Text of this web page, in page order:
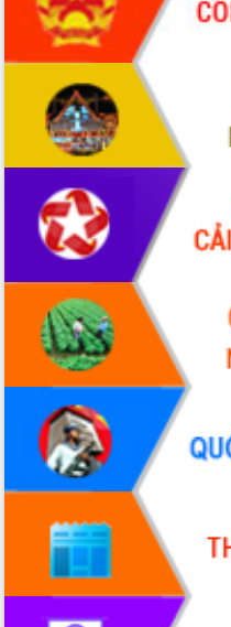
Đắk Lắk sẵn sàng các điều kiện cho
Ngày hội bầu cử đại biểu Quốc hội
khóa XVI và HĐND các cấp nhiệm kỳ
2026-2031
Đảm bảo cuộc bầu cử đại biểu Quốc
hội và đại biểu HĐND các cấp diễn ra
an toàn, hiệu quả, đúng quy định
Thủ tướng Chính phủ Phạm Minh Chính
kiểm tra, chỉ đạo hoàn thành các dự
án cao tốc và thăm khu tái định cư tại
Đắk Lắk
Sôi nổi Hội đua ngựa truyền thống Gò
Thì Thùng mừng Xuân Bính Ngọ 2026
Lãnh đạo tỉnh dâng hương tưởng niệm
tại Đập Đồng Cam đầu Xuân Bính Ngọ
Ngành nông nghiệp phấn đấu tăng
trưởng đạt 5,86% trong năm 2026
UBND tỉnh Đắk Lắk triển khai công tác
quốc phòng, quân sự địa phương năm
2026
Đắk Lắk tập trung toàn lực khắc phục
tồn tại IUU, sẵn sàng làm việc với
Đoàn thanh tra EC
Chủ tịch UBND tỉnh Tạ Anh Tuấn thăm,
chúc mừng các bệnh viện nhân Ngày